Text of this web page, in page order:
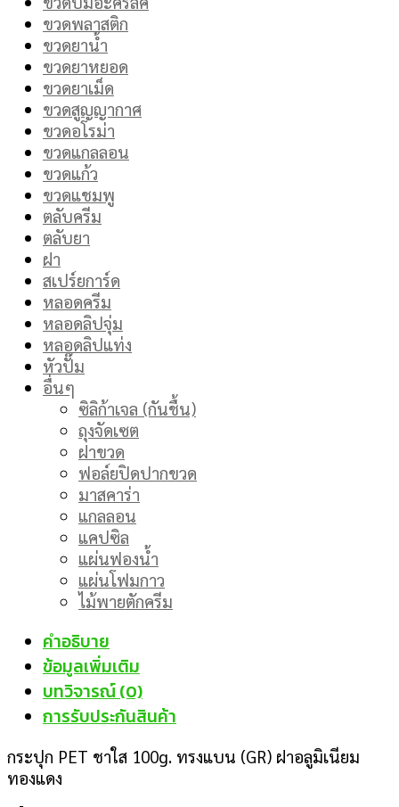
ขวดพลาสติก
ขวดยาน้ำ
ขวดยาหยอด
ขวดยาเม็ด
ขวดสูญญากาศ
ขวดอโรม่า
ขวดแกลลอน
ขวดแก้ว
ขวดแชมพู
ตลับครีม
ตลับยา
ฝา
สเปร์ยการ์ด
หลอดครีม
หลอดลิปจุ่ม
หลอดลิปแท่ง
หัวปั๊ม
อื่นๆ
ซิลิก้าเจล (กันชื้น)
ถุงจัดเซต
ฝาขวด
ฟอล์ยปิดปากขวด
มาสคาร่า
แกลลอน
แคปซิล
แผ่นฟองน้ำ
แผ่นโฟมกาว
ไม้พายตักครีม
คำอธิบาย
ข้อมูลเพิ่มเติม
บทวิจารณ์ (0)
การรับประกันสินค้า
กระปุก PET ชาใส 100g. ทรงแบน (GR) ฝาอลูมิเนียม
ทองแดง